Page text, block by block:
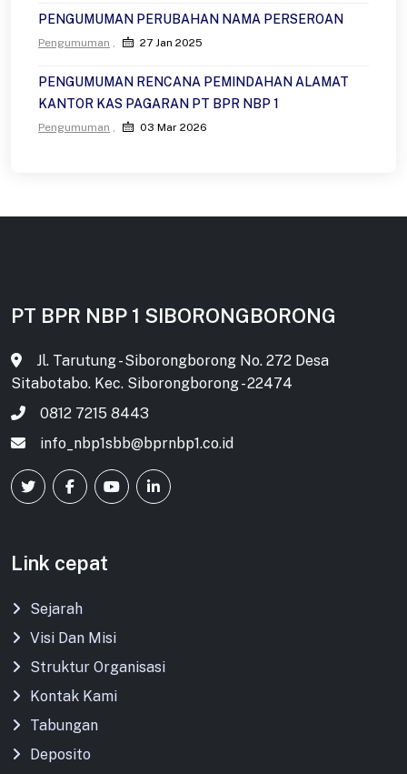
PENGUMUMAN PERUBAHAN NAMA PERSEROAN
Pengumuman 27 Jan 2025
PENGUMUMAN RENCANA PEMINDAHAN ALAMAT
KANTOR KAS PAGARAN PT BPR NBP 1
Pengumuman 03 Mar 2026
PT BPR NBP 1 SIBORONGBORONG
Jl. Tarutung - Siborongborong No. 272 Desa
Sitabotabo. Kec. Siborongborong - 22474
0812 7215 8443
info_nbp1sbb@bprnbp1.co.id
Link cepat
Sejarah
Visi Dan Misi
Struktur Organisasi
Kontak Kami
Tabungan
Deposito